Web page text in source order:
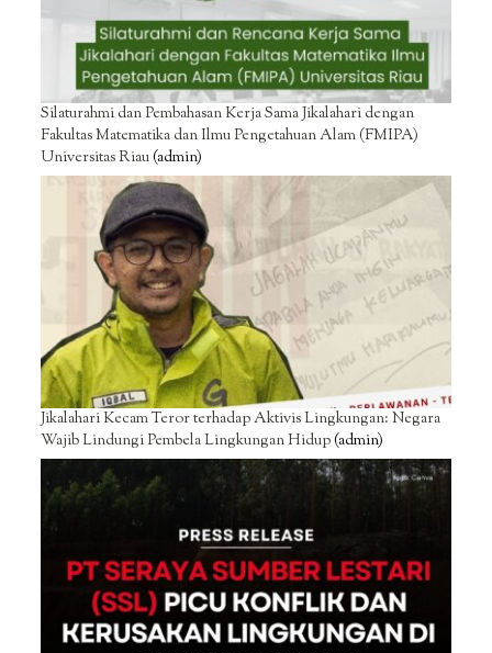
Silaturahmi dan Pembahasan Kerja Sama Jikalahari dengan
Fakultas Matematika dan Ilmu Pengetahuan Alam (FMIPA)
Universitas Riau(admin)
Jikalahari Kecam Teror terhadap Aktivis Lingkungan: Negara
Wajib Lindungi Pembela Lingkungan Hidup(admin)